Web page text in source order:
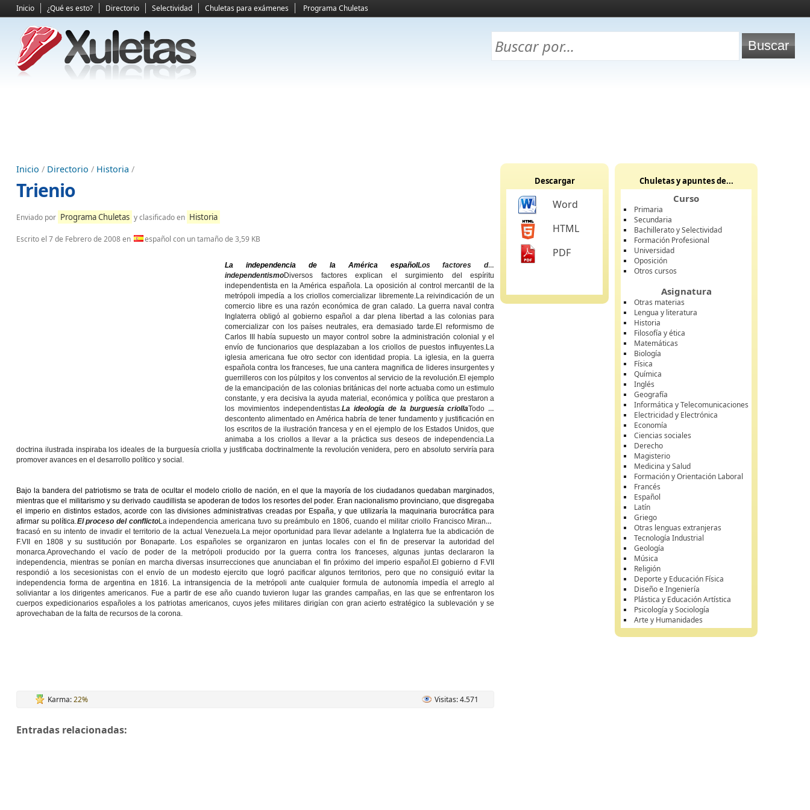
Inicio ¿Qué es esto? Directorio Selectividad Chuletas para exámenes Programa Chuletas
Inicio / Directorio / Historia /
Trienio
Enviado por Programa Chuletas y clasificado en Historia
Escrito el 7 de Febrero de 2008en español con un tamaño de 3,59 KB
La independencia de la América españolLos factores del
independentismoDiversos factores explican el surgimiento del espíritu
independentista en la América española. La oposición al control mercantil de la
metrópoli impedía a los criollos comercializar libremente.La reivindicación de un
comercio libre es una razón económica de gran calado. La guerra naval contra
Inglaterra obligó al gobierno español a dar plena libertad a las colonias para
comercializar con los países neutrales, era demasiado tarde.El reformismo de
Carlos III había supuesto un mayor control sobre la administración colonial y el
envío de funcionarios que desplazaban a los criollos de puestos influyentes.La
iglesia americana fue otro sector con identidad propia. La iglesia, en la guerra
española contra los franceses, fue una cantera magnifica de lideres insurgentes y
guerrilleros con los púlpitos y los conventos al servicio de la revolución.El ejemplo
de la emancipación de las colonias británicas del norte actuaba como un estimulo
constante, y era decisiva la ayuda material, económica y política que prestaron a
los movimientos independentistas.La ideología de la burguesía criollaTodo el
descontento alimentado en América habría de tener fundamento y justificación en
los escritos de la ilustración francesa y en el ejemplo de los Estados Unidos, que
animaba a los criollos a llevar a la práctica sus deseos de independencia.La
doctrina ilustrada inspiraba los ideales de la burguesía criolla y justificaba doctrinalmente la revolución venidera, pero en absoluto serviría para
promover avances en el desarrollo político y social.
Bajo la bandera del patriotismo se trata de ocultar el modelo criollo de nación, en el que la mayoría de los ciudadanos quedaban marginados,
mientras que el militarismo y su derivado caudillista se apoderan de todos los resortes del poder. Eran nacionalismo provinciano, que disgregaba
el imperio en distintos estados, acorde con las divisiones administrativas creadas por España, y que utilizaría la maquinaria burocrática para
afirmar su política.El proceso del conflictoLa independencia americana tuvo su preámbulo en 1806, cuando el militar criollo Francisco Miranda
fracasó en su intento de invadir el territorio de la actual Venezuela.La mejor oportunidad para llevar adelante a Inglaterra fue la abdicación de
F.VII en 1808 y su sustitución por Bonaparte. Los españoles se organizaron en juntas locales con el fin de preservar la autoridad del
monarca.Aprovechando el vacío de poder de la metrópoli producido por la guerra contra los franceses, algunas juntas declararon la
independencia, mientras se ponían en marcha diversas insurrecciones que anunciaban el fin próximo del imperio español.El gobierno d F.VII
respondió a los secesionistas con el envío de un modesto ejercito que logró pacificar algunos territorios, pero que no consiguió evitar la
independencia forma de argentina en 1816. La intransigencia de la metrópoli ante cualquier formula de autonomía impedía el arreglo al
soliviantar a los dirigentes americanos. Fue a partir de ese año cuando tuvieron lugar las grandes campañas, en las que se enfrentaron los
cuerpos expedicionarios españoles a los patriotas americanos, cuyos jefes militares dirigían con gran acierto estratégico la sublevación y se
aprovechaban de la falta de recursos de la corona.
Karma:22% Visitas: 4.571
Entradas relacionadas:
Descargar
Word
HTML
PDF
Chuletas y apuntes de...
Curso
Primaria
Secundaria
Bachillerato y Selectividad
Formación Profesional
Universidad
Oposición
Otros cursos
Asignatura
Otras materias
Lengua y literatura
Historia
Filosofía y ética
Matemáticas
Biología
Física
Química
Inglés
Geografía
Informática y Telecomunicaciones
Electricidad y Electrónica
Economía
Ciencias sociales
Derecho
Magisterio
Medicina y Salud
Formación y Orientación Laboral
Francés
Español
Latín
Griego
Otras lenguas extranjeras
Tecnología Industrial
Geología
Música
Religión
Deporte y Educación Física
Diseño e Ingeniería
Plástica y Educación Artística
Psicología y Sociología
Arte y Humanidades